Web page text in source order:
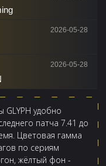
2026-05-28
2026-05-28
GLYPH удобно
патча 7.41 до
Цветовая гамма
по сериям
жёлтый фон -